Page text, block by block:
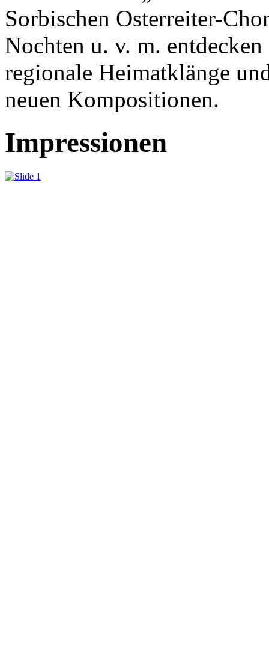
Sorbischen Osterreiter-
Nochten u. v. m.
regionale Heimatklänge
neuen Kompositionen.
Impressionen